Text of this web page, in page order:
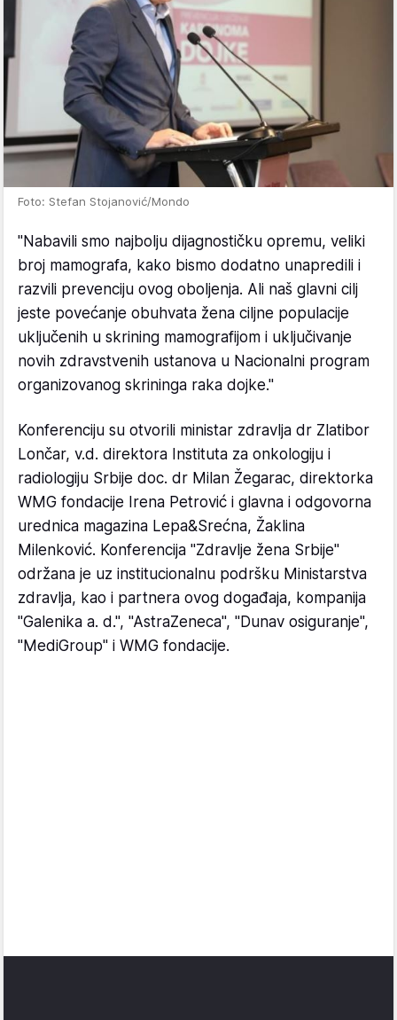
Foto: Stefan Stojanović/Mondo
"Nabavili smo najbolju dijagnostičku opremu, veliki
broj mamografa, kako bismo dodatno unapredili i
razvili prevenciju ovog oboljenja. Ali naš glavni cilj
jeste povećanje obuhvata žena ciljne populacije
uključenih u skrining mamografijom i uključivanje
novih zdravstvenih ustanova u Nacionalni program
organizovanog skrininga raka dojke."
Konferenciju su otvorili ministar zdravlja dr Zlatibor
Lončar, v.d. direktora Instituta za onkologiju i
radiologiju Srbije doc. dr Milan Žegarac, direktorka
WMG fondacije Irena Petrović i glavna i odgovorna
urednica magazina Lepa&Srećna, Žaklina
Milenković. Konferencija "Zdravlje žena Srbije"
održana je uz institucionalnu podršku Ministarstva
zdravlja, kao i partnera ovog događaja, kompanija
"Galenika a. d.", "AstraZeneca", "Dunav osiguranje",
"MediGroup" i WMG fondacije.